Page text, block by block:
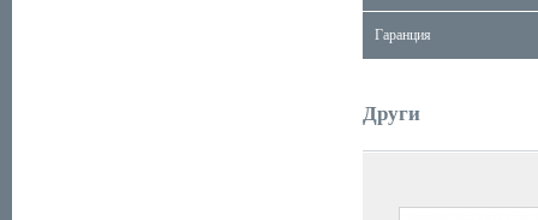
Гаранция
Други